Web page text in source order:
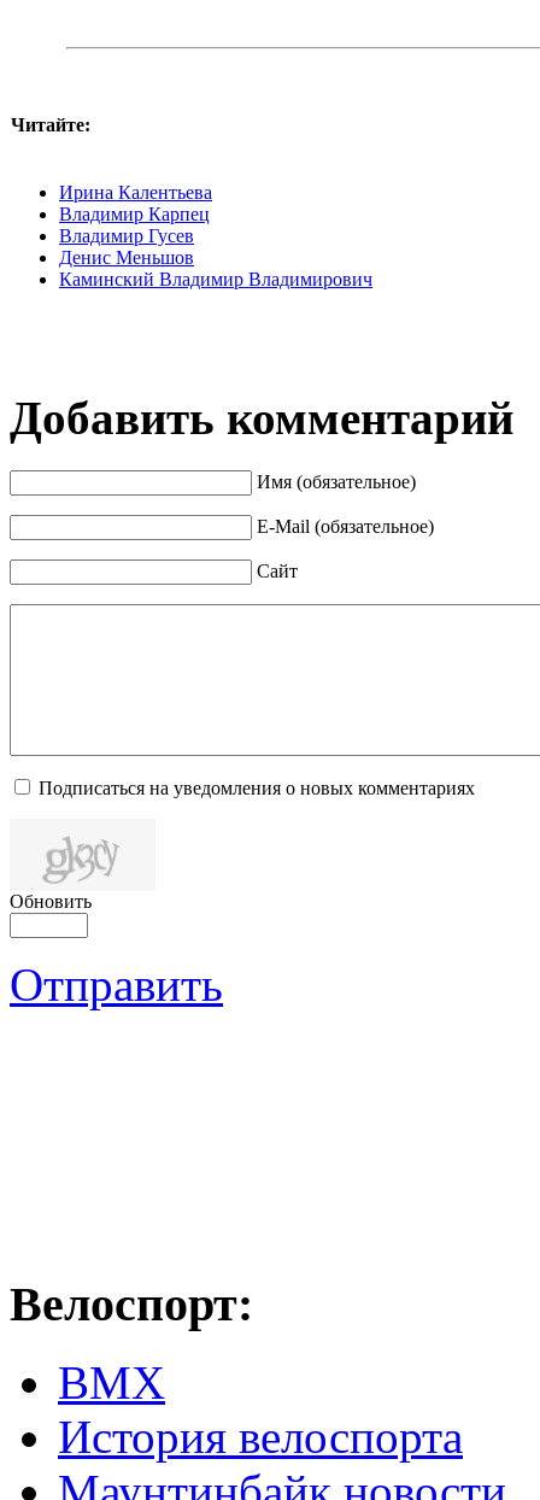
Читайте:
Ирина Калентьева
Владимир Карпец
Владимир Гусев
Денис Меньшов
Каминский Владимир Владимирович
Добавить комментарий
Имя (обязательное)
E-Mail (обязательное)
Сайт
Подписаться на уведомления о новых комментариях
Обновить
Отправить
Велоспорт:
ВМХ
История велоспорта